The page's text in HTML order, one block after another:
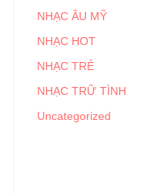
NHẠC ÂU MỸ
NHẠC HOT
NHẠC TRẺ
NHẠC TRỮ TÌNH
Uncategorized